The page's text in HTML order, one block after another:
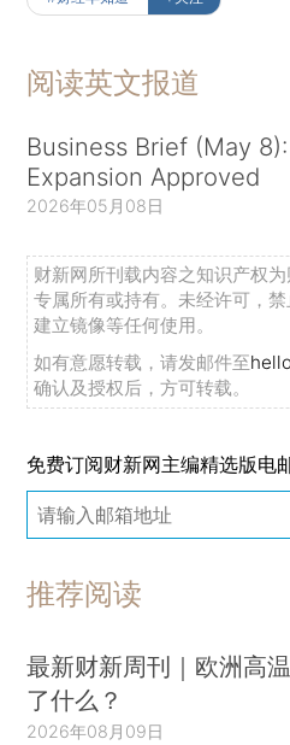
阅读英文报道
Business Brief (May
Expansion Approved
2026年05月08日
财新网所刊载内容之知识产权
专属所有或持有。未经许可，
建立镜像等任何使用。
如有意愿转载，请发邮件至
确认及授权后，方可转载。
免费订阅财新网主编精选版电
推荐阅读
最新财新周刊｜欧洲高
了什么？
2026年08月09日